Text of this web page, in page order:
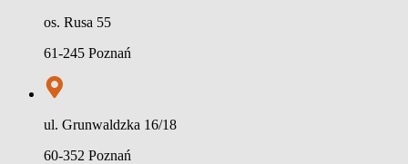
os. Rusa 55
61-245 Poznań
ul. Grunwaldzka 16/18
60-352 Poznań